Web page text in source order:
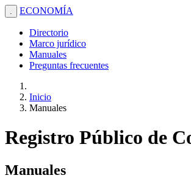
. ECONOMÍA
Directorio
Marco jurídico
Manuales
Preguntas frecuentes
Inicio
Manuales
Registro Público de
Manuales